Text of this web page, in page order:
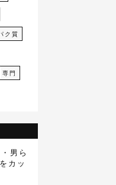
ク質
専門
男ら
カッ